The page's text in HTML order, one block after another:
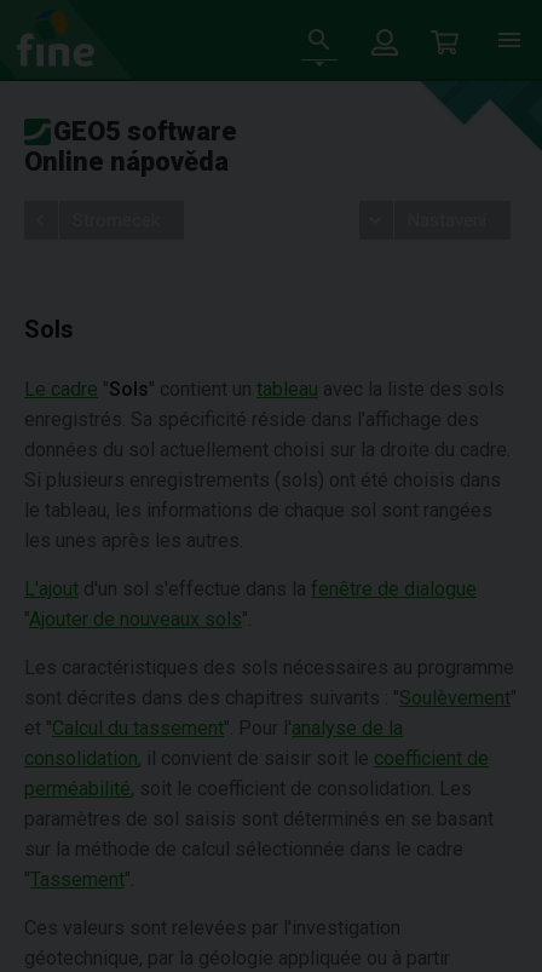
GEO5 software
Online nápověda
Sols
Le cadre "Sols" contient un tableau avec la liste des sols
enregistrés. Sa spécificité réside dans l'affichage des
données du sol actuellement choisi sur la droite du cadre.
Si plusieurs enregistrements (sols) ont été choisis dans
le tableau, les informations de chaque sol sont rangées
les unes après les autres.
L'ajout d'un sol s'effectue dans la fenêtre de dialogue
"Ajouter de nouveaux sols".
Les caractéristiques des sols nécessaires au programme
sont décrites dans des chapitres suivants : "Soulèvement"
et "Calcul du tassement". Pour l'analyse de la
consolidation, il convient de saisir soit le coefficient de
perméabilité, soit le coefficient de consolidation. Les
paramètres de sol saisis sont déterminés en se basant
sur la méthode de calcul sélectionnée dans le cadre
"Tassement".
Ces valeurs sont relevées par l'investigation
géotechnique, par la géologie appliquée ou à partir